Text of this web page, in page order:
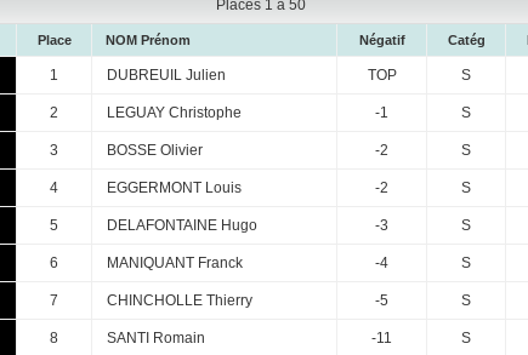
Places 1 à 50
Place NOM Prénom Négatif Catég
1 DUBREUIL Julien TOP S
2 LEGUAY Christophe -1 S
3 BOSSE Olivier -2 S
4 EGGERMONT Louis -2 S
5 DELAFONTAINE Hugo -3 S
6 MANIQUANT Franck -4 S
7 CHINCHOLLE Thierry -5 S
8 SANTI Romain -11 S